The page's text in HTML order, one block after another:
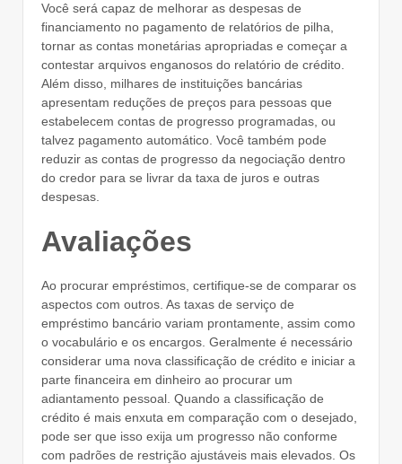
Você será capaz de melhorar as despesas de
financiamento no pagamento de relatórios de pilha,
tornar as contas monetárias apropriadas e começar a
contestar arquivos enganosos do relatório de crédito.
Além disso, milhares de instituições bancárias
apresentam reduções de preços para pessoas que
estabelecem contas de progresso programadas, ou
talvez pagamento automático. Você também pode
reduzir as contas de progresso da negociação dentro
do credor para se livrar da taxa de juros e outras
despesas.
Avaliações
Ao procurar empréstimos, certifique-se de comparar os
aspectos com outros. As taxas de serviço de
empréstimo bancário variam prontamente, assim como
o vocabulário e os encargos. Geralmente é necessário
considerar uma nova classificação de crédito e iniciar a
parte financeira em dinheiro ao procurar um
adiantamento pessoal. Quando a classificação de
crédito é mais enxuta em comparação com o desejado,
pode ser que isso exija um progresso não conforme
com padrões de restrição ajustáveis ​​mais elevados. Os